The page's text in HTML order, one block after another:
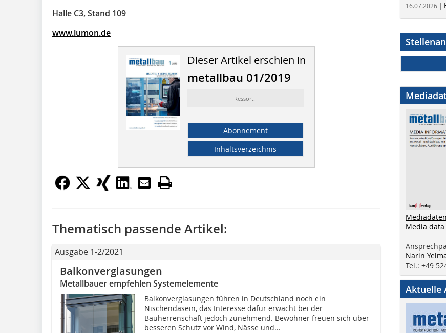
Halle C3, Stand 109
www.lumon.de
Dieser Artikel erschien in
metallbau 01/2019
Ressort:
Abonnement
Inhaltsverzeichnis
Thematisch passende Artikel:
Ausgabe 1-2/2021
Balkonverglasungen
Metallbauer empfehlen Systemelemente
Balkonverglasungen führen in Deutschland noch ein
Nischendasein, das Interesse dafür erwacht bei der
Bauherrenschaft jedoch zunehmend. Bewohner freuen sich über
besseren Schutz vor Wind, Nässe und...
16.07.2026 |
Mediadaten
Media data
Narin
Tel.: +49
Aktuelle